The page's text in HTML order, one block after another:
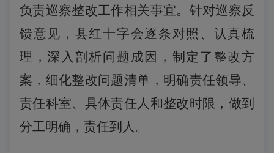
负责巡察整改工作相关事宜。针对巡察反
馈意见， 县红十字会逐条对照、认真梳
理，深入剖析问题成因，制定了整改方
案，细化整改问题清单，明确责任领导、
责任科室、具体责任人和整改时限 ，做到
分工明确，责任到人。